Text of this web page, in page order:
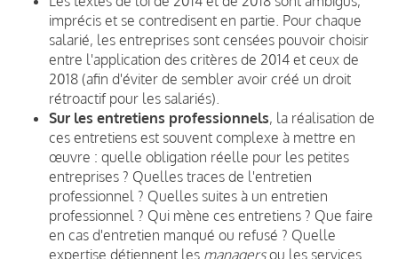
imprécis et se contredisent en partie. Pour chaque
salarié, les entreprises sont censées pouvoir choisir
entre l'application des critères de 2014 et ceux de
2018 (afin d'éviter de sembler avoir créé un droit
rétroactif pour les salariés).
Sur les entretiens professionnels, la réalisation de
ces entretiens est souvent complexe à mettre en
œuvre : quelle obligation réelle pour les petites
entreprises ? Quelles traces de l'entretien
professionnel ? Quelles suites à un entretien
professionnel ? Qui mène ces entretiens ? Que faire
en cas d'entretien manqué ou refusé ? Quelle
expertise détiennent les managersou les services